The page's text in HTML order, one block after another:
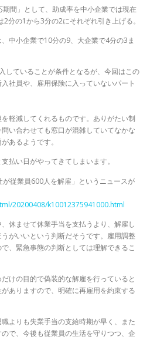
期間」として、助成率を中小企業では現在
分の1から3分の2にそれぞれ引き上げる。
中小企業で10分の9、大企業で4分の3ま
していることが条件となるが、今回はこの
社員や、雇用保険に入っていないパート
軽減してくれるものです。ありがたい制
い合わせても窓口が混雑していてなかな
あるようです。
払い日がやってきてしまいます。
従業員600人を解雇」というニュースが
20200408/k10012375941000.html
休ませて休業手当を支払うより、解雇し
がいいという判断だそうです。雇用調整
、緊急事態の判断としては理解できるこ
けの目的で偽装的な解雇を行っていると
ありますので、明確に再雇用を約束する
よりも失業手当の支給時期が早く、また
で、今後も従業員の生活を守りつつ、企